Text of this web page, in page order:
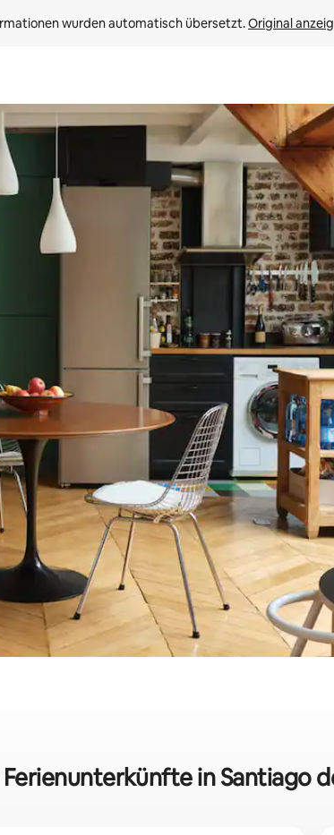
wurden automatisch übersetzt. Original
oben und unten oder erkunde die Ergebnisse
in Santiago